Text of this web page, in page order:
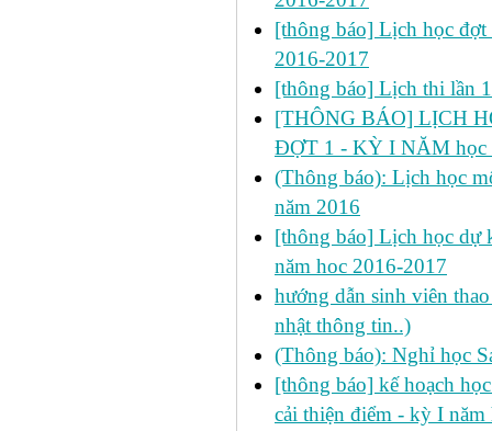
[thông báo] Lịch học
2016-2017
[thông báo] Lịch thi lần
[THÔNG BÁO] LỊCH
ĐỢT 1 - KỲ I NĂM học
(Thông báo): Lịch học
năm 2016
[thông báo] Lịch học dự
năm hoc 2016-2017
hướng dẫn sinh viên
nhật thông tin..)
(Thông báo): Nghỉ học
[thông báo] kế hoạch
cải thiện điểm - kỳ I